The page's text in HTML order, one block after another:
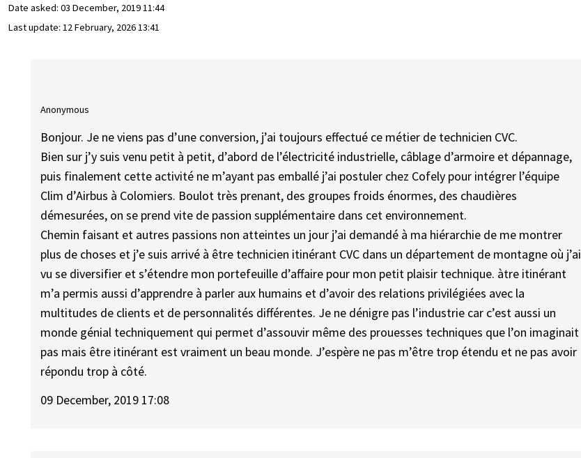
Date asked: 03 December, 2019 11:44
Last update: 12 February, 2026 13:41
Anonymous
Bonjour. Je ne viens pas d’une conversion, j’ai toujours effectué ce métier de technicien CVC.
Bien sur j’y suis venu petit à petit, d’abord de l’électricité industrielle, câblage d’armoire et dépannage,
puis finalement cette activité ne m’ayant pas emballé j’ai postuler chez Cofely pour intégrer l’équipe
Clim d’Airbus à Colomiers. Boulot très prenant, des groupes froids énormes, des chaudières
démesurées, on se prend vite de passion supplémentaire dans cet environnement.
Chemin faisant et autres passions non atteintes un jour j’ai demandé à ma hiérarchie de me montrer
plus de choses et j’e suis arrivé à être technicien itinérant CVC dans un département de montagne où j’ai
vu se diversifier et s’étendre mon portefeuille d’affaire pour mon petit plaisir technique. àtre itinérant
m’a permis aussi d’apprendre à parler aux humains et d’avoir des relations privilégiées avec la
multitudes de clients et de personnalités différentes. Je ne dénigre pas l’industrie car c’est aussi un
monde génial techniquement qui permet d’assouvir même des prouesses techniques que l’on imaginait
pas mais être itinérant est vraiment un beau monde. J’espère ne pas m’être trop étendu et ne pas avoir
répondu trop à côté.
09 December, 2019 17:08